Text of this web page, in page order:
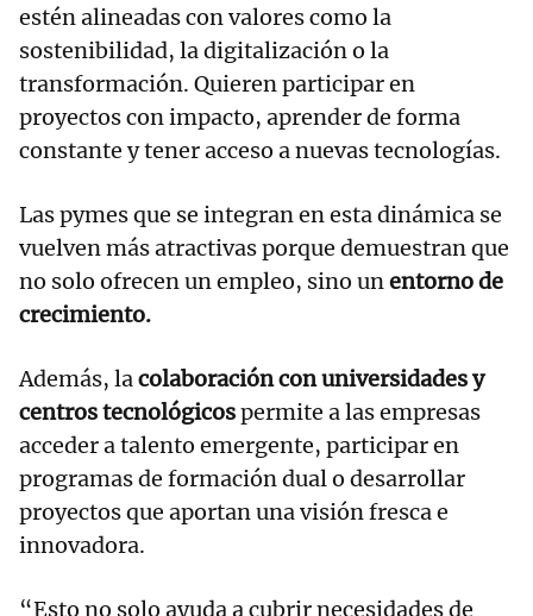
estén alineadas con valores como la
sostenibilidad, la digitalización o la
transformación. Quieren participar en
proyectos con impacto, aprender de forma
constante y tener acceso a nuevas tecnologías.
Las pymes que se integran en esta dinámica se
vuelven más atractivas porque demuestran que
no solo ofrecen un empleo, sino unentorno de
crecimiento.
Además, lacolaboración con universidades y
centros tecnológicospermite a las empresas
acceder a talento emergente, participar en
programas de formación dual o desarrollar
proyectos que aportan una visión fresca e
innovadora.
“Esto no solo ayuda a cubrir necesidades de